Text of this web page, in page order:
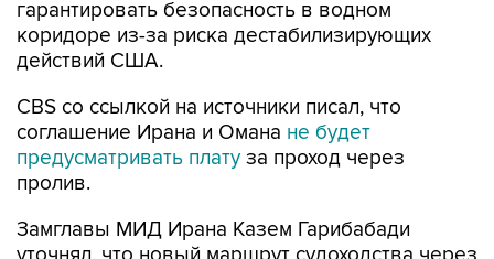
гарантировать безопасность в водном
коридоре из-за риска дестабилизирующих
действий США.
CBS со ссылкой на источники писал, что
соглашение Ирана и Омана не будет
предусматривать плату за проход через
пролив.
Замглавы МИД Ирана Казем Гарибабади